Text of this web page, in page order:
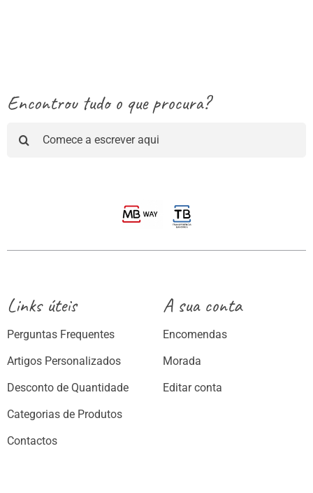
Encontrou tudo o que procura?
Links úteis
Perguntas Frequentes
Artigos Personalizados
Desconto de Quantidade
Categorias de Produtos
Contactos
A sua conta
Encomendas
Morada
Editar conta